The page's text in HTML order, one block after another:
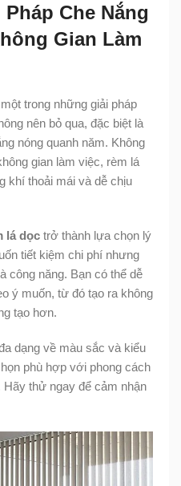
Che Nắng
Gian Làm
trong những giải pháp
nên bỏ qua, đặc biệt là
nóng quanh năm. Không
gian làm việc, rèm lá
khí thoải mái và dễ chịu
lá dọc trở thành lựa chọn lý
tiết kiệm chi phí nhưng
công năng. Bạn có thể dễ
ý muốn, từ đó tạo ra không
tạo hơn.
dạng về màu sắc và kiểu
phù hợp với phong cách
thử ngay để cảm nhận